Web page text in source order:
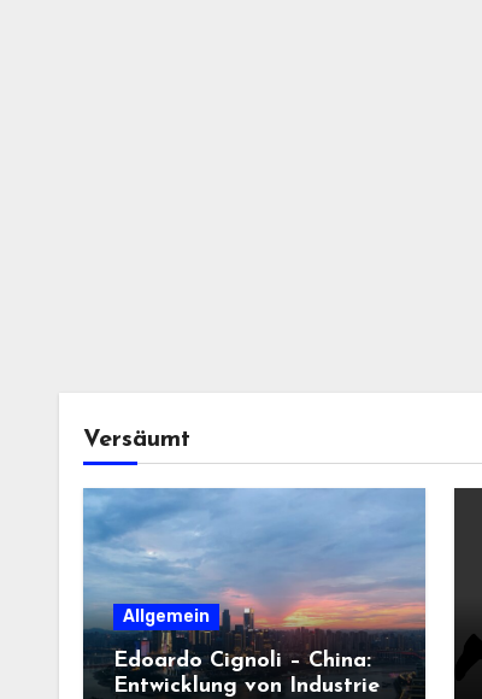
Versäumt
Allgemein
Edoardo Cignoli – China:
Entwicklung von Industrie,